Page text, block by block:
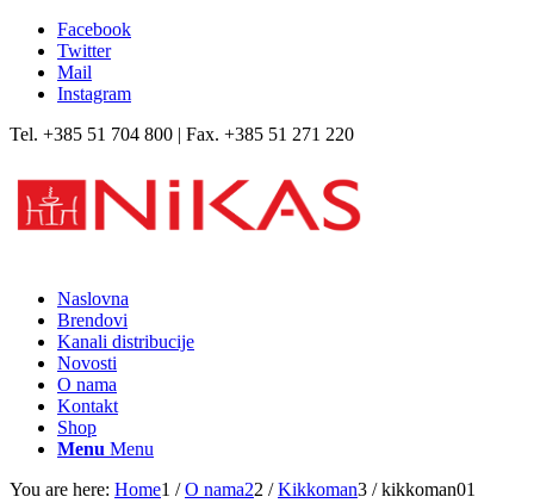
Facebook
Twitter
Mail
Instagram
Tel. +385 51 704 800 | Fax. +385 51 271 220
Naslovna
Brendovi
Kanali distribucije
Novosti
O nama
Kontakt
Shop
Menu Menu
You are here: Home1 / O nama22 / Kikkoman3 / kikkoman01